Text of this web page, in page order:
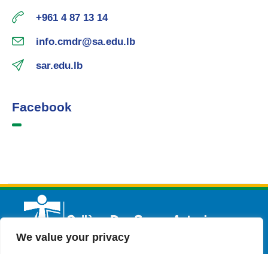
We value your privacy
+961 4 87 13 14
info.cmdr@sa.edu.lb
sar.edu.lb
Facebook